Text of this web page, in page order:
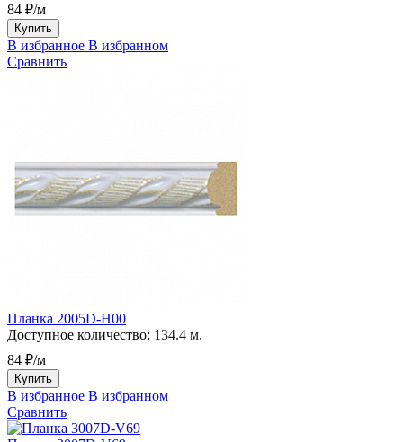
84 ₽/м
Купить
В избранное В избранном
Сравнить
Планка 2005D-H00
Доступное количество: 134.4 м.
84 ₽/м
Купить
В избранное В избранном
Сравнить